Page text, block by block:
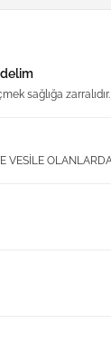
sağlığa zarralıdır.
VESİLE